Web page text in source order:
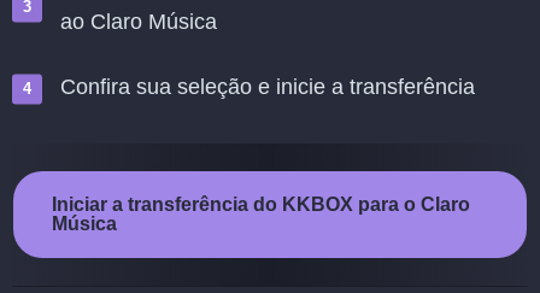
ao Claro Música
Confira sua seleção e inicie a transferência
Iniciar a transferência do KKBOX para o Claro
Música